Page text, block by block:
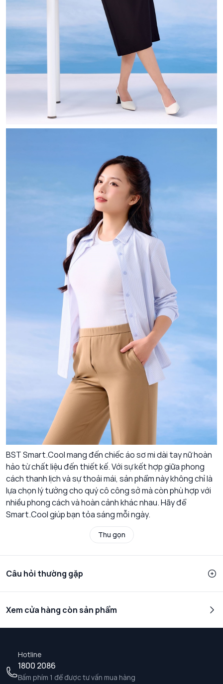
BST Smart.Cool mang đến chiếc áo sơ mi dài tay nữ hoàn
hảo từ chất liệu đến thiết kế. Với sự kết hợp giữa phong
cách thanh lịch và sự thoải mái, sản phẩm này không chỉ là
lựa chọn lý tưởng cho quý cô công sở mà còn phù hợp với
nhiều phong cách và hoàn cảnh khác nhau. Hãy để
Smart.Cool giúp bạn tỏa sáng mỗi ngày.
Thu gọn
Câu hỏi thường gặp
Xem cửa hàng còn sản phẩm
Hotline
1800 2086
Bấm phím 1 để được tư vấn mua hàng